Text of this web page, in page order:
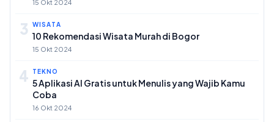
15 Okt 2024
3 WISATA
10 Rekomendasi Wisata Murah di Bogor
15 Okt 2024
4 TEKNO
5 Aplikasi AI Gratis untuk Menulis yang Wajib Kamu
Coba
16 Okt 2024